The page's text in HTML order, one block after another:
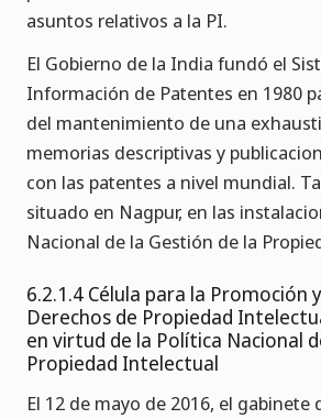
asuntos relativos a la PI.
El Gobierno de la India fundó el
Información de Patentes en 1980
del mantenimiento de una
memorias descriptivas y
con las patentes a nivel mundial.
situado en Nagpur, en las
Nacional de la Gestión de la
6.2.1.4 Célula para la Promoción
Derechos de Propiedad
en virtud de la Política Nacional
Propiedad Intelectual
El 12 de mayo de 2016, el